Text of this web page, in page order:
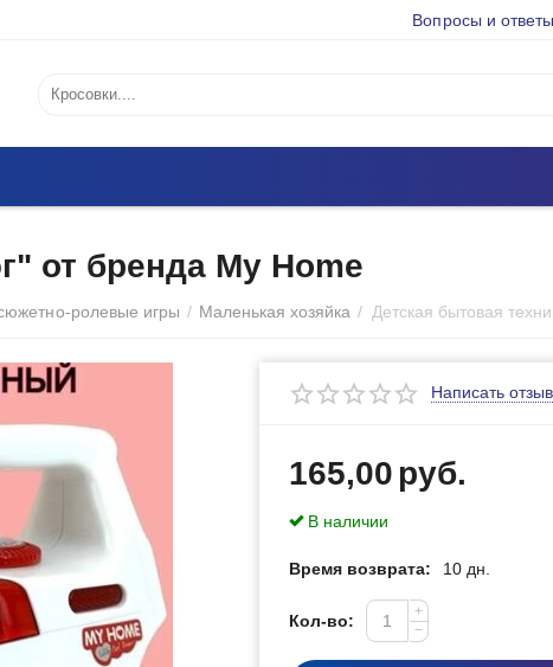
Вопросы и ответы
от бренда My Home
ролевые игры / Маленькая хозяйка /
Написать отзыв
165,00руб.
В наличии
Время возврата: 10 дн.
Кол-во:
+
−